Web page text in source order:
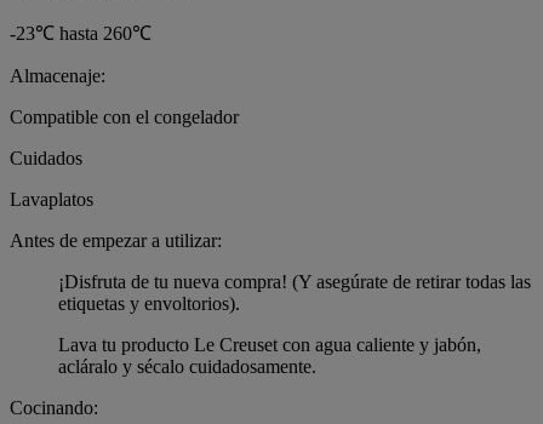
-23℃ hasta 260℃
Almacenaje:
Compatible con el congelador
Cuidados
Lavaplatos
Antes de empezar a utilizar:
¡Disfruta de tu nueva compra! (Y asegúrate de retirar todas las
etiquetas y envoltorios).
Lava tu producto Le Creuset con agua caliente y jabón,
acláralo y sécalo cuidadosamente.
Cocinando: